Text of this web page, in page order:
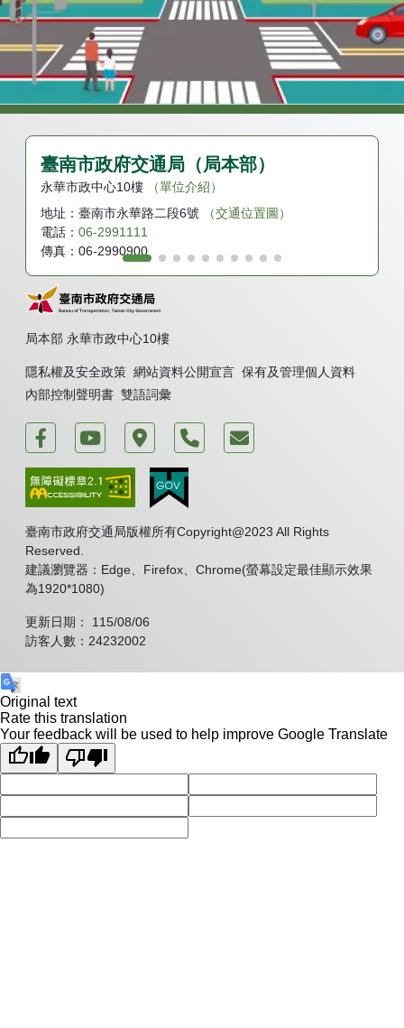
臺南市政府交通局（局本部）
永華市政中心10樓
（單位介紹）
地址： 臺南市永華路二段6號
（交通位置圖）
電話： 06-2991111
傳真： 06-2990900
局本部 永華市政中心10樓
隱私權及安全政策 網站資料公開宣言 保有及管理個人資料
內部控制聲明書 雙語詞彙
運轉台南好交通
臺南市政府交通局 新聞頻道
臺南市政府永華市政中心
電話 我要發表意見
臺南市政府交通局版權所有Copyright@2023 All Rights
Reserved.
建議瀏覽器：Edge、Firefox、Chrome(螢幕設定最佳顯示效果
為1920*1080)
更新日期： 115/08/06
訪客人數：24232002
Original text
Rate this translation
Your feedback will be used to help improve Google Translate